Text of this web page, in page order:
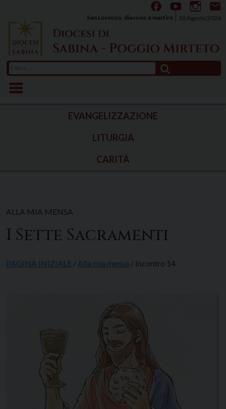
content
10 Agosto 2026
San Lorenzo, diacono e martire
per:
EVANGELIZZAZIONE
LITURGIA
CARITÀ
ALLA MIA MENSA
I Sette Sacramenti
PAGINA INIZIALE / Alla mia mensa / Incontro 14